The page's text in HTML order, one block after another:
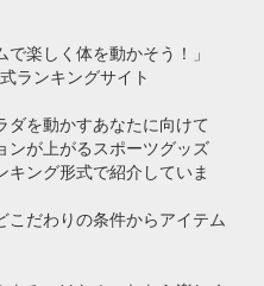
で楽しく体を動かそう！」
ランキングサイト
ダを動かすあなたに向けて
ンが上がるスポーツグッズ
キング形式で紹介していま
こだわりの条件からアイテム